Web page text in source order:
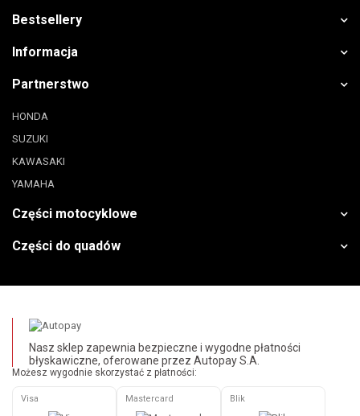
Bestsellery
Informacja
Partnerstwo
HONDA
SUZUKI
KAWASAKI
YAMAHA
Części motocyklowe
Części do quadów
Nasz sklep zapewnia bezpieczne i wygodne płatności
błyskawiczne, oferowane przez Autopay S.A.
Możesz wygodnie skorzystać z płatności:
Visa Mastercard Blik